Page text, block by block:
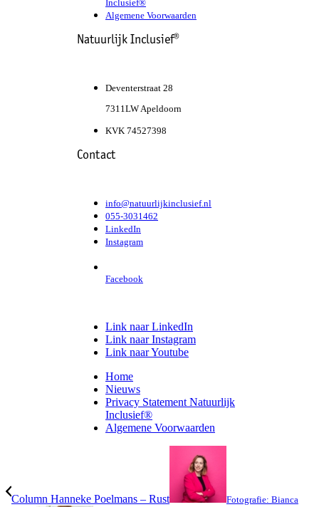
Inclusief®
Algemene Voorwaarden
Natuurlijk Inclusief®
Deventerstraat 28
7311LW Apeldoorn
KVK 74527398
Contact
info@natuurlijkinclusief.nl
055-3031462
LinkedIn
Instagram
Facebook
Link naar LinkedIn
Link naar Instagram
Link naar Youtube
Home
Nieuws
Privacy Statement Natuurlijk
Inclusief®
Algemene Voorwaarden
Column Hanneke Poelmans – Rust Fotografie: Bianca